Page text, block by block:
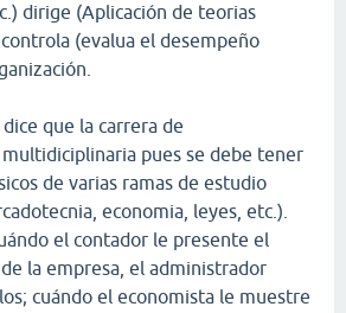
dirige (Aplicación de teorias
(evalua el desempeño
que la carrera de
pues se debe tener
de varias ramas de estudio
economia, leyes, etc.).
el contador le presente el
la empresa, el administrador
cuándo el economista le muestre